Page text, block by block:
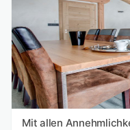
Mit allen